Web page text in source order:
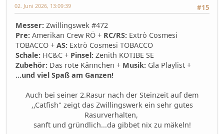
#15
02. Juni 2026, 13:09:39
Messer: Zwillingswek #472
Pre: Amerikan Crew RÖ + RC/RS: Extrò Cosmesi
TOBACCO + AS: Extrò Cosmesi TOBACCO
Schale: HC&C + Pinsel: Zenith KOTIBE SE
Zubehör: Das rote Kännchen + Musik: Gla Playlist +
...und viel Spaß am Ganzen!
Auch bei seiner 2.Rasur nach der Steinzeit auf dem
,,Catfish" zeigt das Zwillingswerk ein sehr gutes
Rasurverhalten,
sanft und gründlich...da gibbet nix zu mäkeln!